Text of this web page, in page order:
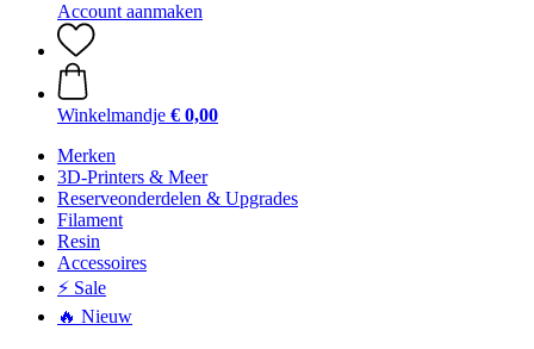
Account aanmaken
Winkelmandje € 0,00
Merken
3D-Printers & Meer
Reserveonderdelen & Upgrades
Filament
Resin
Accessoires
⚡ Sale
🔥 Nieuw